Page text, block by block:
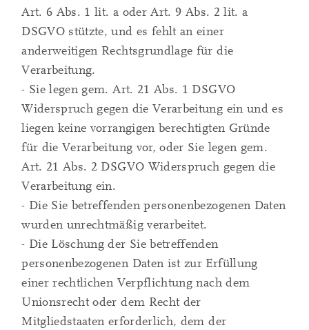
Art. 6 Abs. 1 lit. a oder Art. 9 Abs. 2 lit. a
DSGVO stützte, und es fehlt an einer
anderweitigen Rechtsgrundlage für die
Verarbeitung.
- Sie legen gem. Art. 21 Abs. 1 DSGVO
Widerspruch gegen die Verarbeitung ein und es
liegen keine vorrangigen berechtigten Gründe
für die Verarbeitung vor, oder Sie legen gem.
Art. 21 Abs. 2 DSGVO Widerspruch gegen die
Verarbeitung ein.
- Die Sie betreffenden personenbezogenen Daten
wurden unrechtmäßig verarbeitet.
- Die Löschung der Sie betreffenden
personenbezogenen Daten ist zur Erfüllung
einer rechtlichen Verpflichtung nach dem
Unionsrecht oder dem Recht der
Mitgliedstaaten erforderlich, dem der